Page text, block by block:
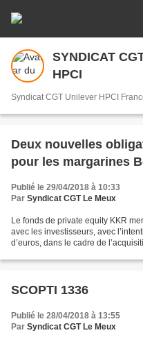
SYNDICAT
HPCI
Syndicat CGT Unilever HPCI
Deux nouvelles
pour les margarines
Publié le 29/04/2018 à 10:33
Par Syndicat CGT Le Meux
Le fonds de private equity KKR
avec les investisseurs, avec
d’euros, dans le cadre de
SCOPTI 1336
Publié le 28/04/2018 à 13:55
Par Syndicat CGT Le Meux